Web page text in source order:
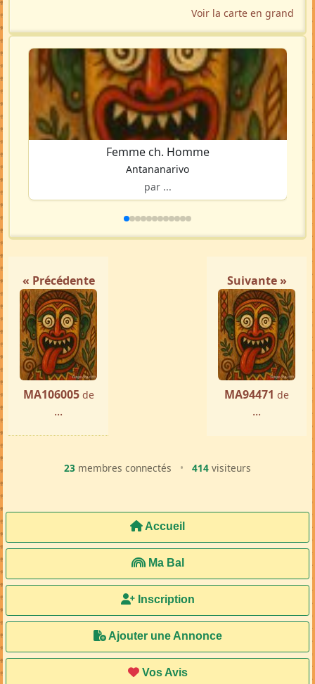
Voir la carte en grand
Femme ch. Homme
Antananarivo
par ...
« Précédente
MA106005 de
...
Suivante »
MA94471 de
...
23 membres connectés • 414 visiteurs
Accueil
Ma Bal
Inscription
Ajouter une Annonce
Vos Avis